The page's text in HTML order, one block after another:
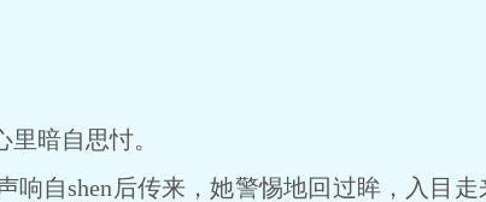
暗自思忖。
自shen后传来，她警惕地回过眸，入目走